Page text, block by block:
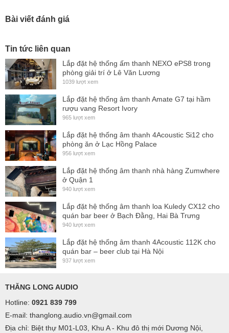
Bài viết đánh giá
Tin tức liên quan
Lắp đặt hệ thống ấm thanh NEXO ePS8 trong
phòng giải trí ở Lê Văn Lương
1039 lượt xem
Lắp đặt hệ thống âm thanh Amate G7 tại hầm
rượu vang Resort Ivory
965 lượt xem
Lắp đặt hệ thống âm thanh 4Acoustic Si12 cho
phòng ăn ở Lạc Hồng Palace
956 lượt xem
Lắp đặt hệ thống âm thanh nhà hàng Zumwhere
ở Quận 1
940 lượt xem
Lắp đặt hệ thống âm thanh loa Kuledy CX12 cho
quán bar beer ở Bạch Đằng, Hai Bà Trưng
940 lượt xem
Lắp đặt hệ thống âm thanh 4Acoustic 112K cho
quán bar – beer club tại Hà Nội
937 lượt xem
THĂNG LONG AUDIO
Hotline: 0921 839 799
E-mail: thanglong.audio.vn@gmail.com
Địa chỉ: Biệt thự M01-L03, Khu A - Khu đô thị mới Dương Nội,